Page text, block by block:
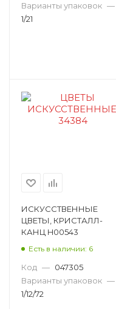
Варианты упаковок —
1/21
ИСКУССТВЕННЫЕ
ЦВЕТЫ, КРИСТАЛЛ-
КАНЦ H00543
Есть в наличии: 6
Код — 047305
Варианты упаковок —
1/12/72